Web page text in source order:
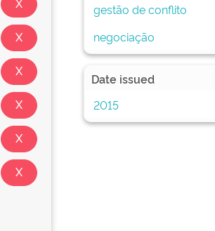
gestão de conflito
negociação
Date issued
2015